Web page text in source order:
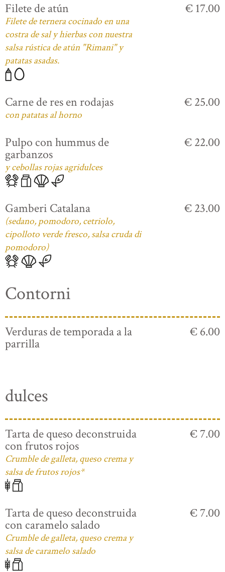
Filete de atún
Filete de ternera cocinado en una
costra de sal y hierbas con nuestra
salsa rústica de atún "Rimani" y
patatas asadas.
€ 17.00
Carne de res en rodajas
con patatas al horno
€ 25.00
Pulpo con hummus de
garbanzos
y cebollas rojas agridulces
€ 22.00
Gamberi Catalana
(sedano, pomodoro, cetriolo,
cipolloto verde fresco, salsa cruda di
pomodoro)
€ 23.00
Contorni
Verduras de temporada a la
parrilla
€ 6.00
dulces
Tarta de queso deconstruida
con frutos rojos
Crumble de galleta, queso crema y
salsa de frutos rojos*
€ 7.00
Tarta de queso deconstruida
con caramelo salado
Crumble de galleta, queso crema y
salsa de caramelo salado
€ 7.00